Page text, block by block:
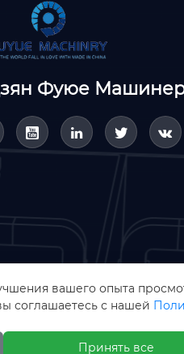
Фуюе
   
вашего опыта
соглашаетесь с нашей
Принять все